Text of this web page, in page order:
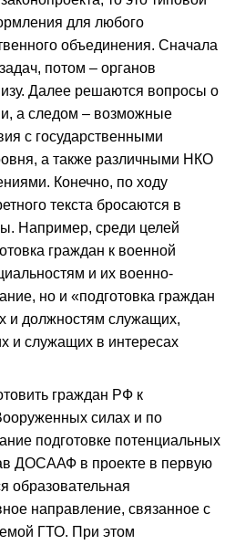
для любого
объединения. Сначала
потом – органов
Далее решаются вопросы о
а следом – возможные
с государственными
а также различными НКО
Конечно, по ходу
текста бросаются в
Например, среди целей
граждан к военной
и их военно-
но и «подготовка граждан
и должностям служащих,
и служащих в интересах
граждан РФ к
силах и по
подготовке потенциальных
ДОСААФ в проекте в первую
образовательная
направление, связанное с
ГТО. При этом